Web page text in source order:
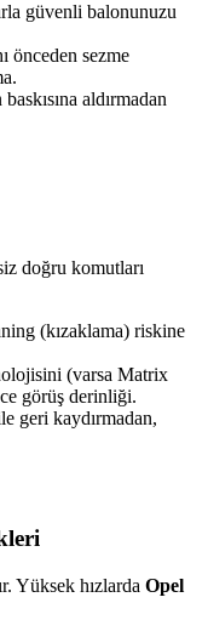
güvenli balonunuzu
önceden sezme
aldırmadan
doğru komutları
(kızaklama) riskine
(varsa Matrix
görüş derinliği.
geri kaydırmadan,
Yüksek hızlarda Opel